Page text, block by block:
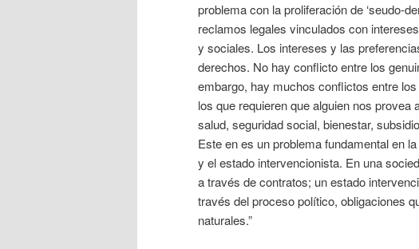
problema con la proliferación de ‘seudo-
reclamos legales vinculados con
y sociales. Los intereses y las
derechos. No hay conflicto entre los
embargo, hay muchos conflictos entre los
los que requieren que alguien nos
salud, seguridad social, bienestar,
Este en es un problema fundamental en
y el estado intervencionista. En una
a través de contratos; un estado
través del proceso político, obligaciones
naturales.”